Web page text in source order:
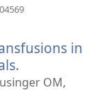
視
in
啟
OM,